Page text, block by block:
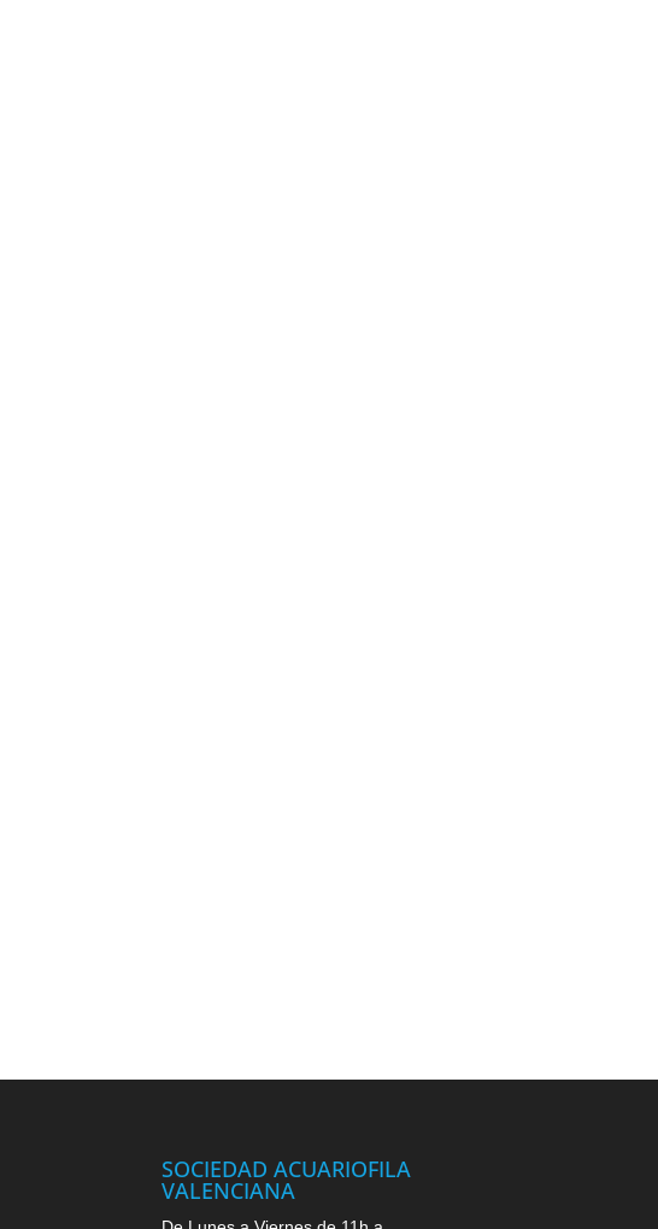
SOCIEDAD ACUARIOFILA
VALENCIANA